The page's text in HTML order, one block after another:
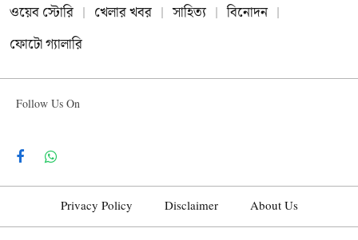
ওয়েব স্টোরি
খেলার খবর সাহিত্য
বিনোদন
ফোটো গ্যালারি
Follow Us On
FacebookWhatsApp
Privacy Policy Disclaimer About Us